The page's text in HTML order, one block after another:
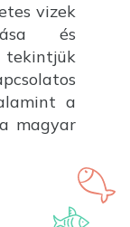
vizek
és
a
magyar